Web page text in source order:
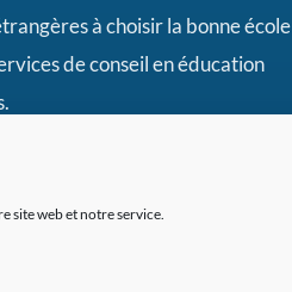
site web et notre service.
à choisir la bonne école
de conseil en éducation